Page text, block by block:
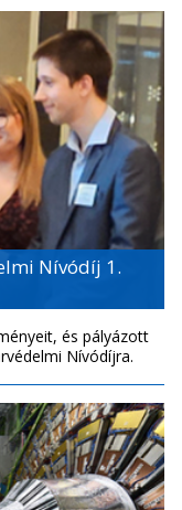
Nívódíj 1.
és pályázott
Nívódíjra.